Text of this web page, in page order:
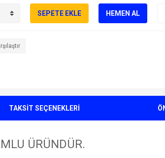
SEPETE EKLE HEMEN AL
TAKSİT SEÇENEKLERİ
ÜRÜNDÜR.